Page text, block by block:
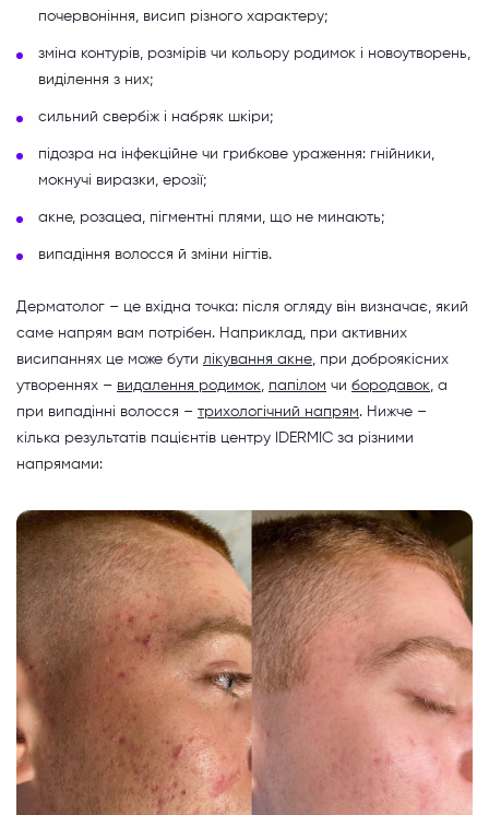
почервоніння, висип різного характеру;
зміна контурів, розмірів чи кольору родимок і новоутворень,
виділення з них;
сильний свербіж і набряк шкіри;
підозра на інфекційне чи грибкове ураження: гнійники,
мокнучі виразки, ерозії;
акне, розацеа, пігментні плями, що не минають;
випадіння волосся й зміни нігтів.
Дерматолог – це вхідна точка: після огляду він визначає, який
саме напрям вам потрібен. Наприклад, при активних
висипаннях це може бути лікування акне, при доброякісних
утвореннях – видалення родимок, папілом чи бородавок, а
при випадінні волосся – трихологічний напрям. Нижче –
кілька результатів пацієнтів центру IDERMIC за різними
напрямами: